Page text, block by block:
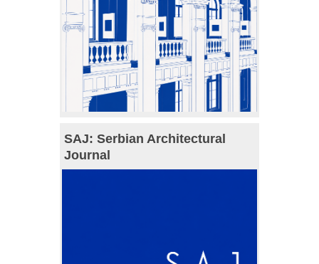
SAJ: Serbian Architectural
Journal